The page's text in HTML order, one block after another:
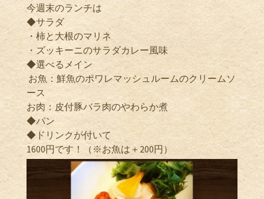
今週末のランチは
◆サラダ
・柿と大根のマリネ
・ズッキーニのサラダカレー風味
◆選べるメイン
お魚：鮮魚のポワレマッシュルームのクリームソ
ース
お肉：皮付豚バラ肉のやわらか煮
◆パン
◆ドリンクが付いて
1600円です！（※お魚は＋200円）